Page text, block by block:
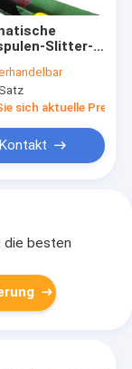
Slitter-
Stahlkern-
sich aktuelle Preis
Kontakt
die besten